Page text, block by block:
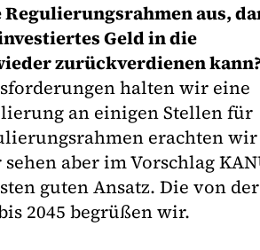
aus,
Geld in die
zurückverdienen kann?
halten wir eine
an einigen Stellen für
erachten
aber im Vorschlag
guten Ansatz. Die von
2045 begrüßen wir.